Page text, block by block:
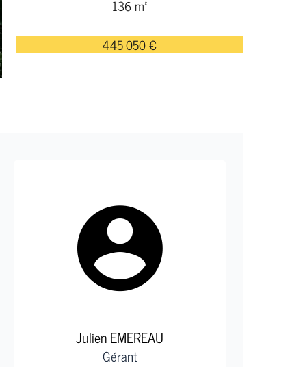
136 m²
445 050 €
Julien EMEREAU
Gérant